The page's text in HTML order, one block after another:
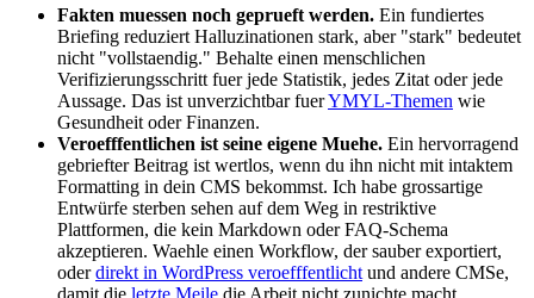
Fakten muessen noch geprueft werden. Ein fundiertes
Briefing reduziert Halluzinationen stark, aber "stark" bedeutet
nicht "vollstaendig." Behalte einen menschlichen
Verifizierungsschritt fuer jede Statistik, jedes Zitat oder jede
Aussage. Das ist unverzichtbar fuerYMYL-Themen wie
Gesundheit oder Finanzen.
Veroefffentlichen ist seine eigene Muehe. Ein hervorragend
gebriefter Beitrag ist wertlos, wenn du ihn nicht mit intaktem
Formatting in dein CMS bekommst. Ich habe grossartige
Entwürfe sterben sehen auf dem Weg in restriktive
Plattformen, die kein Markdown oder FAQ-Schema
akzeptieren. Waehle einen Workflow, der sauber exportiert,
oderdirekt in WordPress veroefffentlichtund andere CMSe,